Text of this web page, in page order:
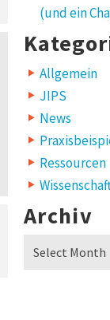
(und ein
Allgemein
JIPS
News
Ressourcen
Archiv
Archiv